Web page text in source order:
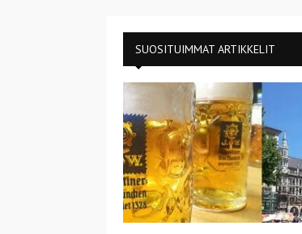
SUOSITUIMMAT ARTIKKELIT